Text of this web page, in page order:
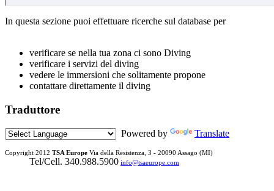
In questa sezione puoi effettuare ricerche sul database per
verificare se nella tua zona ci sono Diving
verificare i servizi del diving
vedere le immersioni che solitamente propone
contattare direttamente il diving
Traduttore
Powered by Translate
Copyright 2012 TSA Europe Via della Resistenza, 3 - 20090 Assago (MI)
Tel/Cell. 340.988.5900 info@tsaeurope.com